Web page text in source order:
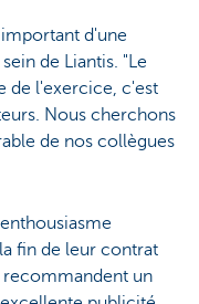
d'une
de Liantis. "Le
de l'exercice, c'est
Nous cherchons
de nos collègues
fin de leur contrat
un